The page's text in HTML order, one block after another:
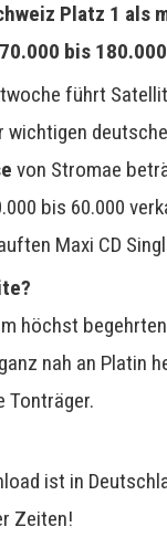
Platz 1 als
bis
führt
von Stromae
bis 60.000
Maxi CD
höchst
nah an Platin
Tonträger.
ist in
Zeiten!